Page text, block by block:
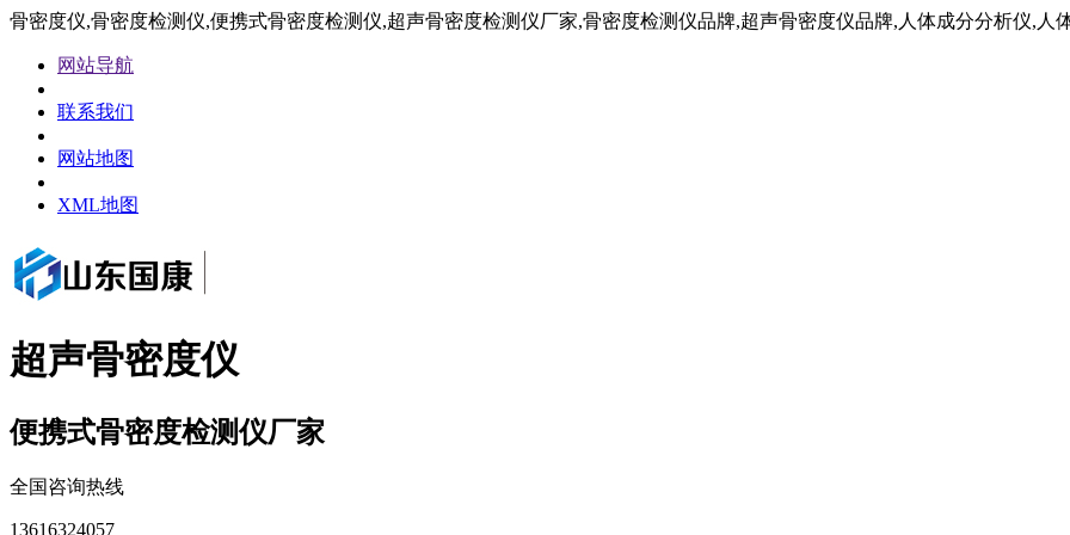
骨密度仪,骨密度检测仪,便携式骨密度检测仪,超声骨密度检测仪厂家,骨密度检测仪品牌,超声骨密度仪品牌,人体成分分析仪,人
网站导航
联系我们
网站地图
XML地图
超声骨密度仪
便携式骨密度检测仪厂家
全国咨询热线
13616324057